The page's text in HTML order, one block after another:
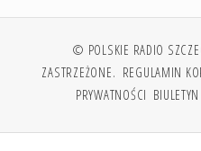
© POLSKIE RADIO
ZASTRZEŻONE. REGULAMIN
PRYWATNOŚCI